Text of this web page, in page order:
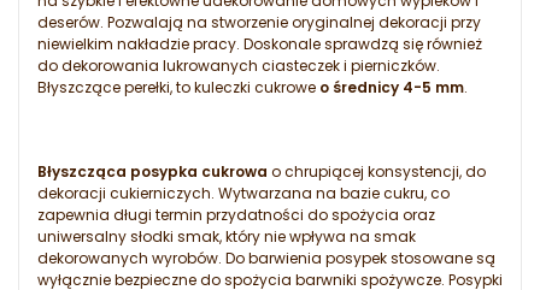
deserów. Pozwalają na stworzenie oryginalnej dekoracji przy
niewielkim nakładzie pracy. Doskonale sprawdzą się również
do dekorowania lukrowanych ciasteczek i pierniczków.
Błyszczące perełki, to kuleczki cukrowe o średnicy 4-5 mm.
Błyszcząca posypka cukrowa o chrupiącej konsystencji, do
dekoracji cukierniczych. Wytwarzana na bazie cukru, co
zapewnia długi termin przydatności do spożycia oraz
uniwersalny słodki smak, który nie wpływa na smak
dekorowanych wyrobów. Do barwienia posypek stosowane są
wyłącznie bezpieczne do spożycia barwniki spożywcze. Posypki